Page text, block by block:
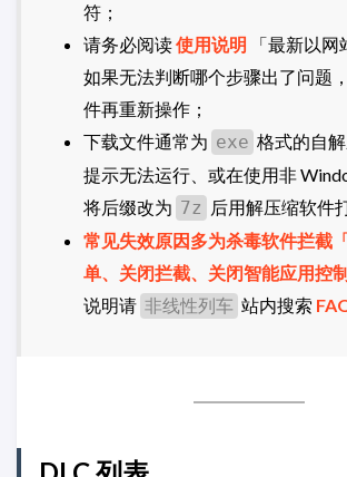
符；
请务必阅读使用说明
「最新以网
如果无法判断哪个步骤出了问题
件再重新操作；
下载文件通常为 exe 格式的自
提示无法运行、或在使用非
将后缀改为 7z 后用解压缩软件
常见失效原因多为杀毒软件拦截
单、关闭拦截、关闭智能应用控制
说明请 非线性列车 站内搜索